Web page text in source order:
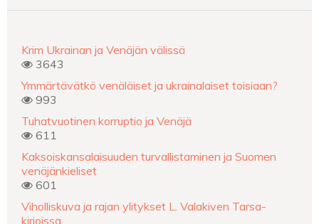
Krim Ukrainan ja Venäjän välissä
3643
Ymmärtävätkö venäläiset ja ukrainalaiset toisiaan?
993
Tuhatvuotinen korruptio ja Venäjä
611
Kaksoiskansalaisuuden turvallistaminen ja Suomen
venäjänkieliset
601
Viholliskuva ja rajan ylitykset L. Valakiven Tarsa-
kirjoissa